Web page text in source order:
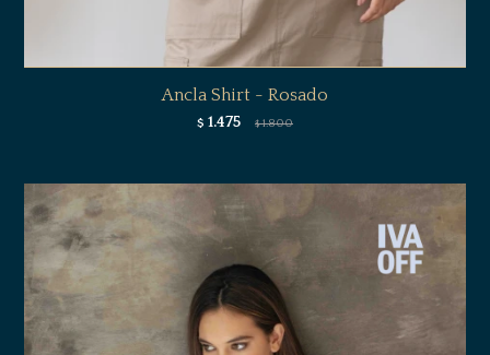
Ancla Shirt - Rosado
$ 1.475 $ 1.800